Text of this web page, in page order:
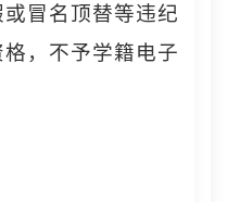
冒名顶替等违纪
，不予学籍电子